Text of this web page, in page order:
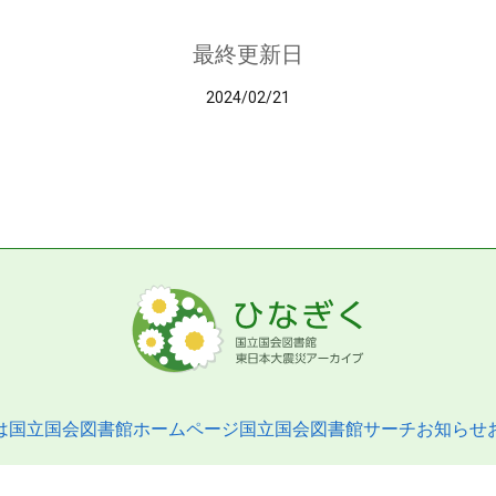
最終更新日
2024/02/21
国立国会図書館ホームページ国立国会図書館サーチお知らせ